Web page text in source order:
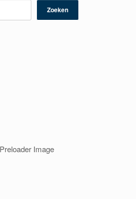
Zoeken